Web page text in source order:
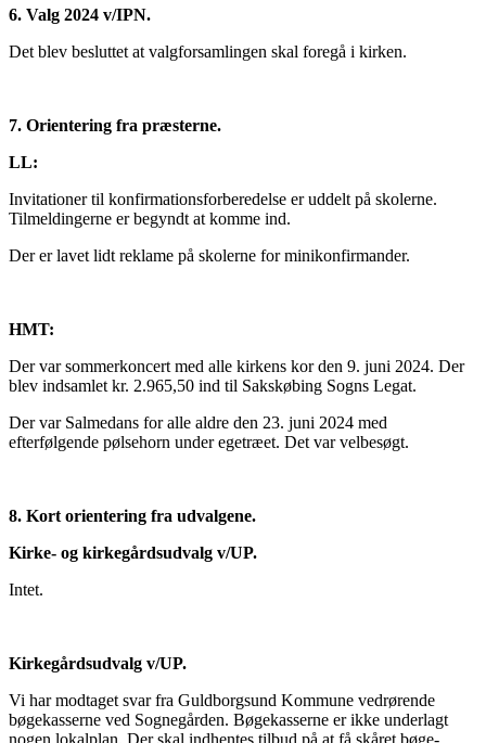
6. Valg 2024 v/IPN.
Det blev besluttet at valgforsamlingen skal foregå i kirken.
7. Orientering fra præsterne.
LL:
Invitationer til konfirmationsforberedelse er uddelt på skolerne.
Tilmeldingerne er begyndt at komme ind.
Der er lavet lidt reklame på skolerne for minikonfirmander.
HMT:
Der var sommerkoncert med alle kirkens kor den 9. juni 2024. Der
blev indsamlet kr. 2.965,50 ind til Sakskøbing Sogns Legat.
Der var Salmedans for alle aldre den 23. juni 2024 med
efterfølgende pølsehorn under egetræet. Det var velbesøgt.
8. Kort orientering fra udvalgene.
Kirke- og kirkegårdsudvalg v/UP.
Intet.
Kirkegårdsudvalg v/UP.
Vi har modtaget svar fra Guldborgsund Kommune vedrørende
bøgekasserne ved Sognegården. Bøgekasserne er ikke underlagt
nogen lokalplan. Der skal indhentes tilbud på at få skåret bøge-